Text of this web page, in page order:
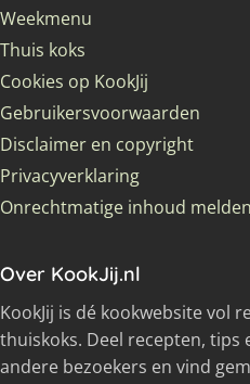
Weekmenu
Thuis koks
Cookies op KookJij
Gebruikersvoorwaarden
Disclaimer en copyright
Privacyverklaring
Onrechtmatige inhoud melden
Over KookJij.nl
KookJij is dé kookwebsite vol
thuiskoks. Deel recepten, tips
andere bezoekers en vind